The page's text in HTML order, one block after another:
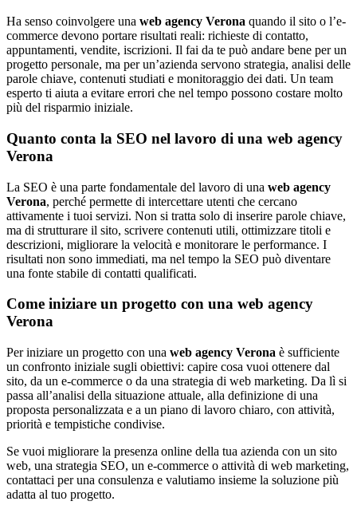
Ha senso coinvolgere una web agency Verona quando il sito o l’e-
commerce devono portare risultati reali: richieste di contatto,
appuntamenti, vendite, iscrizioni. Il fai da te può andare bene per un
progetto personale, ma per un’azienda servono strategia, analisi delle
parole chiave, contenuti studiati e monitoraggio dei dati. Un team
esperto ti aiuta a evitare errori che nel tempo possono costare molto
più del risparmio iniziale.
Quanto conta la SEO nel lavoro di una web agency
Verona
La SEO è una parte fondamentale del lavoro di una web agency
Verona, perché permette di intercettare utenti che cercano
attivamente i tuoi servizi. Non si tratta solo di inserire parole chiave,
ma di strutturare il sito, scrivere contenuti utili, ottimizzare titoli e
descrizioni, migliorare la velocità e monitorare le performance. I
risultati non sono immediati, ma nel tempo la SEO può diventare
una fonte stabile di contatti qualificati.
Come iniziare un progetto con una web agency
Verona
Per iniziare un progetto con una web agency Verona è sufficiente
un confronto iniziale sugli obiettivi: capire cosa vuoi ottenere dal
sito, da un e-commerce o da una strategia di web marketing. Da lì si
passa all’analisi della situazione attuale, alla definizione di una
proposta personalizzata e a un piano di lavoro chiaro, con attività,
priorità e tempistiche condivise.
Se vuoi migliorare la presenza online della tua azienda con un sito
web, una strategia SEO, un e-commerce o attività di web marketing,
contattaci per una consulenza e valutiamo insieme la soluzione più
adatta al tuo progetto.